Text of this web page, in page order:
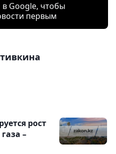
Google, чтобы
первым
рост
–